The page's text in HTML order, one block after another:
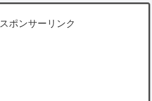
スポンサーリンク